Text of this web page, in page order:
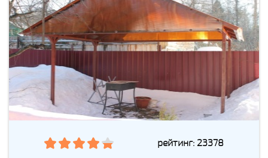
рейтинг: 23378